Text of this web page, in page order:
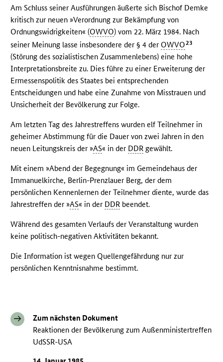
Am Schluss seiner Ausführungen äußerte sich Bischof Demke
kritisch zur neuen »Verordnung zur Bekämpfung von
Ordnungswidrigkeiten« (OWVO) vom 22. März 1984. Nach
seiner Meinung lasse insbesondere der § 4 der OWVO23
(Störung des sozialistischen Zusammenlebens) eine hohe
Interpretationsbreite zu. Dies führe zu einer Erweiterung der
Ermessenspolitik des Staates bei entsprechenden
Entscheidungen und habe eine Zunahme von Misstrauen und
Unsicherheit der Bevölkerung zur Folge.
Am letzten Tag des Jahrestreffens wurden elf Teilnehmer in
geheimer Abstimmung für die Dauer von zwei Jahren in den
neuen Leitungskreis der »AS« in der DDR gewählt.
Mit einem »Abend der Begegnung« im Gemeindehaus der
Immanuelkirche, Berlin-Prenzlauer Berg, der dem
persönlichen Kennenlernen der Teilnehmer diente, wurde das
Jahrestreffen der »AS« in der DDR beendet.
Während des gesamten Verlaufs der Veranstaltung wurden
keine politisch-negativen Aktivitäten bekannt.
Die Information ist wegen Quellengefährdung nur zur
persönlichen Kenntnisnahme bestimmt.
Zum nächsten Dokument
Reaktionen der Bevölkerung zum Außenministertreffen
UdSSR-USA